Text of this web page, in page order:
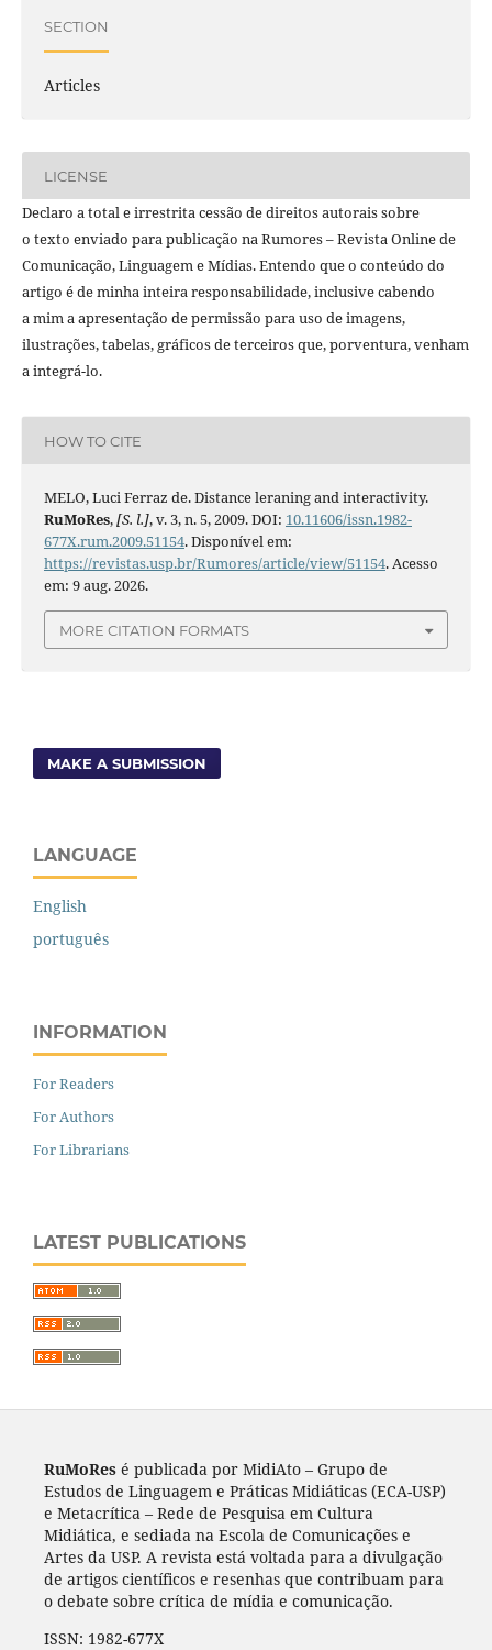
SECTION
Articles
LICENSE
Declaro a total e irrestrita cessão de direitos autorais sobre
o texto enviado para publicação na Rumores – Revista Online de
Comunicação, Linguagem e Mídias. Entendo que o conteúdo do
artigo é de minha inteira responsabilidade, inclusive cabendo
a mim a apresentação de permissão para uso de imagens,
ilustrações, tabelas, gráficos de terceiros que, porventura, venham
a integrá-lo.
HOW TO CITE
MELO, Luci Ferraz de. Distance leraning and interactivity.
RuMoRes,[S. l.], v. 3, n. 5, 2009. DOI: 10.11606/issn.1982-
677X.rum.2009.51154. Disponível em:
https://revistas.usp.br/Rumores/article/view/51154. Acesso
em: 9 aug. 2026.
MORE CITATION FORMATS
MAKE A SUBMISSION
LANGUAGE
English
português
INFORMATION
For Readers
For Authors
For Librarians
LATEST PUBLICATIONS
RuMoResé publicada por MidiAto – Grupo de
Estudos de Linguagem e Práticas Midiáticas (ECA-USP)
e Metacrítica – Rede de Pesquisa em Cultura
Midiática, e sediada na Escola de Comunicações e
Artes da USP. A revista está voltada para a divulgação
de artigos científicos e resenhas que contribuam para
o debate sobre crítica de mídia e comunicação.
ISSN: 1982-677X